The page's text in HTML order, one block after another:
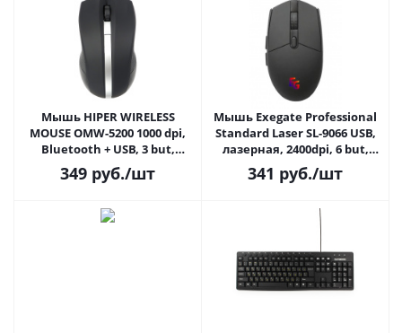
Мышь HIPER WIRELESS
MOUSE OMW-5200 1000 dpi,
Bluetooth + USB, 3 but,
black/silver
349 руб./шт
Мышь Exegate Professional
Standard Laser SL-9066 USB,
лазерная, 2400dpi, 6 but,
1,5м, черная
341 руб./шт